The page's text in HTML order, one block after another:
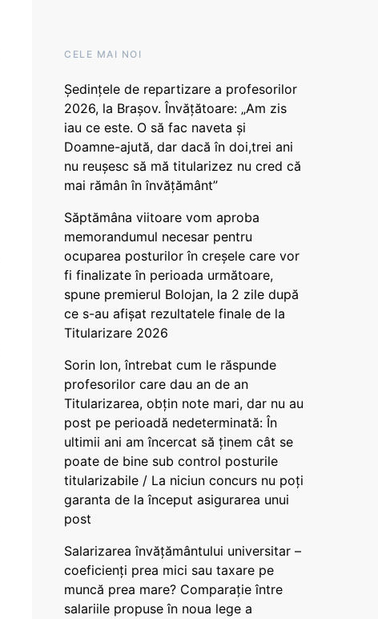
CELE MAI NOI
Ședințele de repartizare a profesorilor
2026, la Brașov. Învățătoare: „Am zis
iau ce este. O să fac naveta și
Doamne-ajută, dar dacă în doi,trei ani
nu reușesc să mă titularizez nu cred că
mai rămân în învățământ”
Săptămâna viitoare vom aproba
memorandumul necesar pentru
ocuparea posturilor în creșele care vor
fi finalizate în perioada următoare,
spune premierul Bolojan, la 2 zile după
ce s-au afișat rezultatele finale de la
Titularizare 2026
Sorin Ion, întrebat cum le răspunde
profesorilor care dau an de an
Titularizarea, obțin note mari, dar nu au
post pe perioadă nedeterminată: În
ultimii ani am încercat să ținem cât se
poate de bine sub control posturile
titularizabile / La niciun concurs nu poți
garanta de la început asigurarea unui
post
Salarizarea învățământului universitar –
coeficienți prea mici sau taxare pe
muncă prea mare? Comparație între
salariile propuse în noua lege a